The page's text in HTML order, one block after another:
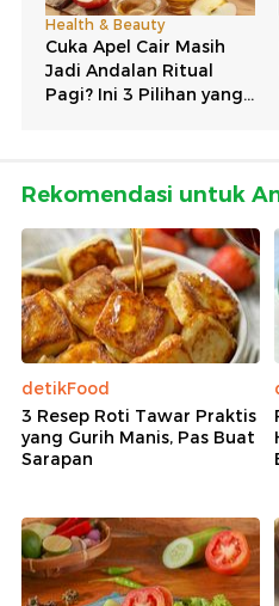
Rekomendasi untuk
detikFood
3 Resep Roti Tawar Praktis
yang Gurih Manis, Pas Buat
Sarapan